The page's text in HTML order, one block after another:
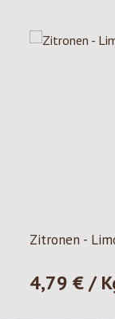
Zitronen -
Regulärer
4,79 € /